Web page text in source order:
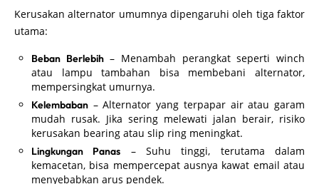
Kerusakan alternator umumnya dipengaruhi oleh tiga faktor
utama:
Beban Berlebih– Menambah perangkat seperti winch
atau lampu tambahan bisa membebani alternator,
mempersingkat umurnya.
Kelembaban – Alternator yang terpapar air atau garam
mudah rusak. Jika sering melewati jalan berair, risiko
kerusakan bearing atau slip ring meningkat.
Lingkungan Panas – Suhu tinggi, terutama dalam
kemacetan, bisa mempercepat ausnya kawat email atau
menyebabkan arus pendek.